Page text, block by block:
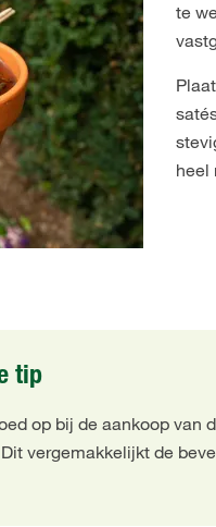
te
heel
tip
op bij de aankoop van
vergemakkelijkt de